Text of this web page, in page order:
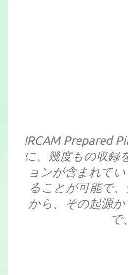
IRCAM Prepared
に、幾度もの収録
ョンが含まれて
ることが可能で
から、その起源
で